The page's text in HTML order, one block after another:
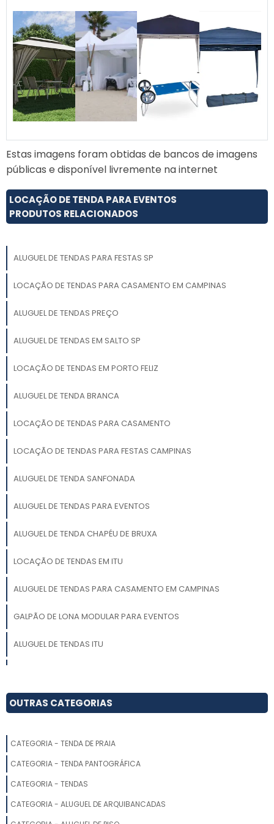
Estas imagens foram obtidas de bancos de imagens
públicas e disponível livremente na internet
LOCAÇÃO DE TENDA PARA EVENTOS
PRODUTOS RELACIONADOS
ALUGUEL DE TENDAS PARA FESTAS SP
LOCAÇÃO DE TENDAS PARA CASAMENTO EM CAMPINAS
ALUGUEL DE TENDAS PREÇO
ALUGUEL DE TENDAS EM SALTO SP
LOCAÇÃO DE TENDAS EM PORTO FELIZ
ALUGUEL DE TENDA BRANCA
LOCAÇÃO DE TENDAS PARA CASAMENTO
LOCAÇÃO DE TENDAS PARA FESTAS CAMPINAS
ALUGUEL DE TENDA SANFONADA
ALUGUEL DE TENDAS PARA EVENTOS
ALUGUEL DE TENDA CHAPÉU DE BRUXA
LOCAÇÃO DE TENDAS EM ITU
ALUGUEL DE TENDAS PARA CASAMENTO EM CAMPINAS
GALPÃO DE LONA MODULAR PARA EVENTOS
ALUGUEL DE TENDAS ITU
ALUGUEL DE TENDAS EM SÃO ROQUE
GALPÃO DE LONA PARA LOCAÇÃO
ALUGUEL DE TENDAS PIRAMIDAL
OUTRAS CATEGORIAS
CATEGORIA - TENDA DE PRAIA
CATEGORIA - TENDA PANTOGRÁFICA
CATEGORIA - TENDAS
CATEGORIA - ALUGUEL DE ARQUIBANCADAS